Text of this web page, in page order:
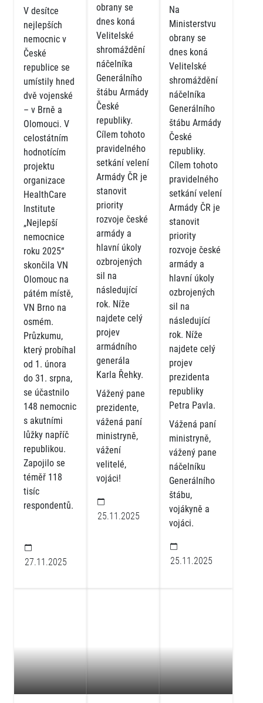
V desítce
nejlepších
nemocnic v
České
republice se
umístily hned
dvě vojenské
– v Brně a
Olomouci. V
celostátním
hodnotícím
projektu
organizace
HealthCare
Institute
„Nejlepší
nemocnice
roku 2025“
skončila VN
Olomouc na
pátém místě,
VN Brno na
osmém.
Průzkumu,
který probíhal
od 1. února
do 31. srpna,
se účastnilo
148 nemocnic
s akutními
lůžky napříč
republikou.
Zapojilo se
téměř 118
tisíc
respondentů.
27.11.2025
obrany se
dnes koná
Velitelské
shromáždění
náčelníka
Generálního
štábu Armády
České
republiky.
Cílem tohoto
pravidelného
setkání velení
Armády ČR je
stanovit
priority
rozvoje české
armády a
hlavní úkoly
ozbrojených
sil na
následující
rok. Níže
najdete celý
projev
armádního
generála
Karla Řehky.
Vážený pane
prezidente,
vážená paní
ministryně,
vážení
velitelé,
vojáci!
25.11.2025
Na
Ministerstvu
obrany se
dnes koná
Velitelské
shromáždění
náčelníka
Generálního
štábu Armády
České
republiky.
Cílem tohoto
pravidelného
setkání velení
Armády ČR je
stanovit
priority
rozvoje české
armády a
hlavní úkoly
ozbrojených
sil na
následující
rok. Níže
najdete celý
projev
prezidenta
republiky
Petra Pavla.
Vážená paní
ministryně,
vážený pane
náčelníku
Generálního
štábu,
vojákyně a
vojáci.
25.11.2025